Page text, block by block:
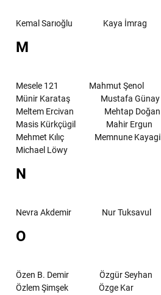
Kemal Sarıoğlu Kaya İmrag
M
Mesele 121
Mahmut Şenol
Münir Karataş
Mustafa Günay
Meltem Ercivan
Mehtap Doğan
Masis Kürkçügil
Mahir Ergun
Mehmet Kılıç
Memnune Kayagil
Michael Löwy
N
Nevra Akdemir Nur Tuksavul
O
Özen B. Demir
Özgür Seyhan
Özlem Şimşek
Özge Kar